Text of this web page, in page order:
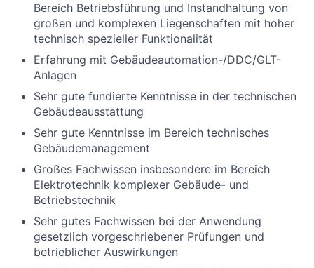
Bereich Betriebsführung und Instandhaltung von
großen und komplexen Liegenschaften mit hoher
technisch spezieller Funktionalität
Erfahrung mit Gebäudeautomation-/DDC/GLT-
Anlagen
Sehr gute fundierte Kenntnisse in der technischen
Gebäudeausstattung
Sehr gute Kenntnisse im Bereich technisches
Gebäudemanagement
Großes Fachwissen insbesondere im Bereich
Elektrotechnik komplexer Gebäude- und
Betriebstechnik
Sehr gutes Fachwissen bei der Anwendung
gesetzlich vorgeschriebener Prüfungen und
betrieblicher Auswirkungen